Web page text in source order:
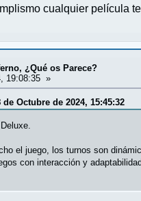
cualquier película
¿Qué os Parece?
19:08:35 »
Octubre de 2024, 15:45:32
el juego, los turnos son
con interacción y